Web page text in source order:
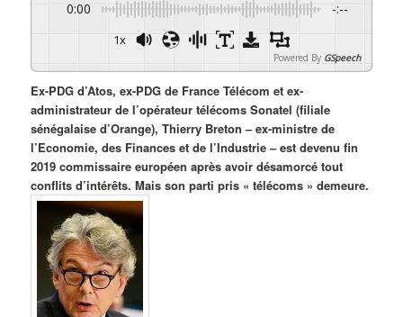
0:00 -:--
1x
Powered By GSpeech
Ex-PDG d’Atos, ex-PDG de France Télécom et ex-
administrateur de l’opérateur télécoms Sonatel (filiale
sénégalaise d’Orange), Thierry Breton – ex-ministre de
l’Economie, des Finances et de l’Industrie – est devenu fin
2019 commissaire européen après avoir désamorcé tout
conflits d’intérêts. Mais son parti pris « télécoms » demeure.